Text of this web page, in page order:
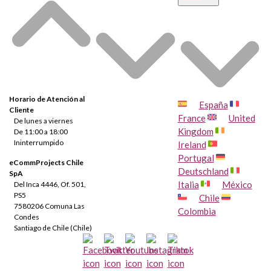
Horario de Atención al
Cliente
De lunes a viernes
De 11:00 a 18:00
Ininterrumpido
eCommProjects Chile
SpA
Del Inca 4446, Of. 501,
PS5
7580206 Comuna Las
Condes
Santiago de Chile (Chile)
España
France
United
Kingdom
Ireland
Portugal
Deutschland
Italia
México
Chile
Colombia